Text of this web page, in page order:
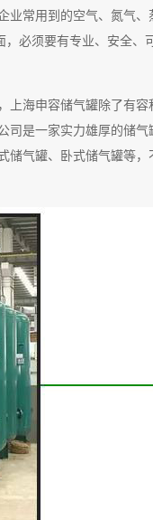
常用到的空气、氮气
必须要有专业、安全
海申容储气罐除了有
是一家实力雄厚的储
储气罐、卧式储气罐等